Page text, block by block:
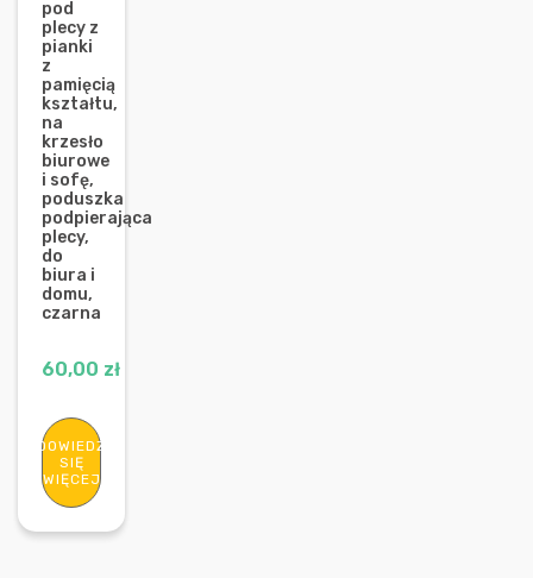
pod
plecy z
pianki
z
pamięcią
kształtu,
na
krzesło
biurowe
i sofę,
poduszka
podpierająca
plecy,
do
biura i
domu,
czarna
60,00 zł
DOWIEDZ
SIĘ
WIĘCEJ